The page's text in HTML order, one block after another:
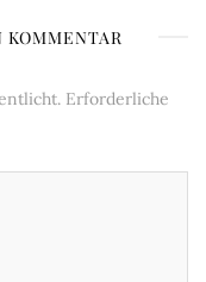
Erforderliche